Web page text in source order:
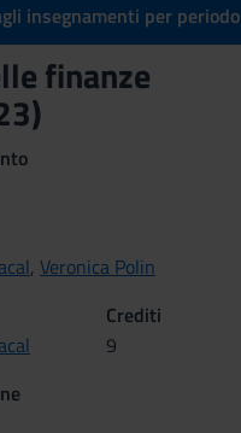
insegnamenti per periodo
finanze
, Veronica Polin
Crediti
9